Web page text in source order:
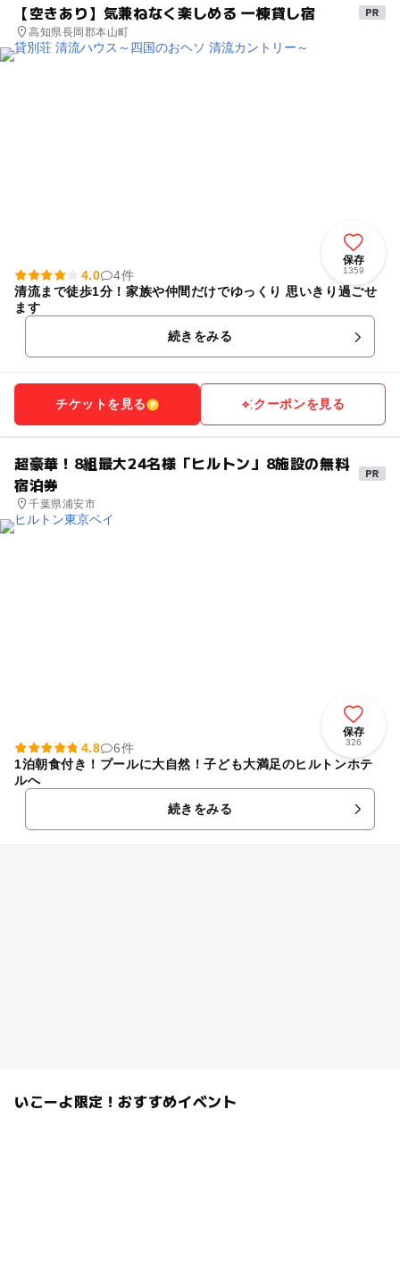
【空きあり】気兼ねなく楽しめる 一棟貸し宿
高知県長岡郡本山町
保存
1359
4.0
4件
清流まで徒歩1分！家族や仲間だけでゆっくり 思いきり過ごせ
ます
続きをみる
チケットを見る クーポンを見る
超豪華！8組最大24名様「ヒルトン」8施設の無料
宿泊券
千葉県浦安市
保存
326
4.8
6件
1泊朝食付き！プールに大自然！子ども大満足のヒルトンホテ
ルへ
続きをみる
いこーよ限定！おすすめイベント